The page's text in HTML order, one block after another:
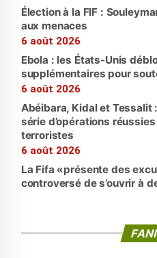
Élection à la FIF :
aux menaces
6 août 2026
Ebola : les États-Unis
supplémentaires pour
6 août 2026
Abéibara, Kidal et Tessalit
série d’opérations
terroristes
6 août 2026
La Fifa «présente des
controversé de s’ouvrir à